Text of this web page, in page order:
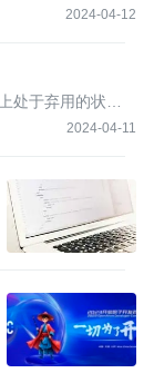
2024-04-12
它和auto的语法
2024-04-11
处于弃用的状
了新的意义，并